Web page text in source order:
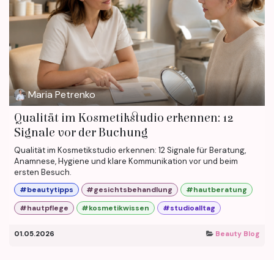
Maria Petrenko
Qualität im Kosmetikstudio erkennen: 12
Signale vor der Buchung
Qualität im Kosmetikstudio erkennen: 12 Signale für Beratung,
Anamnese, Hygiene und klare Kommunikation vor und beim
ersten Besuch.
#beautytipps #gesichtsbehandlung
#hautberatung
#hautpflege
#kosmetikwissen #studioalltag
01.05.2026 Beauty Blog